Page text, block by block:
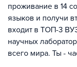
проживание в 14
языков и получи
входит в ТОП-3
научных
всего мира. Ты -